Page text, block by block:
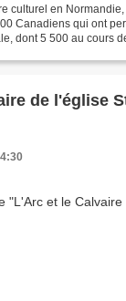
culturel en
Canadiens qui ont
dont 5 500 au cours
de l'église